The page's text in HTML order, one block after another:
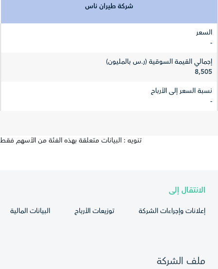
شركة طيران ناس
السعر
-
إجمالي القيمة السوقية (ر.س بالمليون)
8,505
نسبة السعر إلى الأرباح
-
تنويه : البيانات متعلقة بهذه الفئة من الأسهم فقط
الانتقال إلى
إعلانات وإجراءات الشركة توزيعات الأرباح البيانات المالية
ملف الشركة